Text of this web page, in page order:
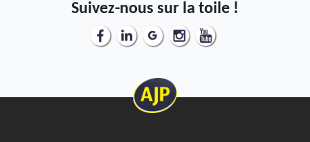
Suivez-nous sur la toile !